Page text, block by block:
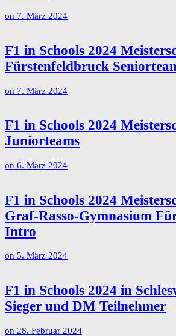
on 7. März 2024
F1 in Schools 2024
Fürstenfeldbruck
on 7. März 2024
F1 in Schools 2024
Juniorteams
on 6. März 2024
F1 in Schools 2024
Graf-Rasso-Gymnasium
Intro
on 5. März 2024
F1 in Schools 2024 in
Sieger und DM Teilnehmer
on 28. Februar 2024